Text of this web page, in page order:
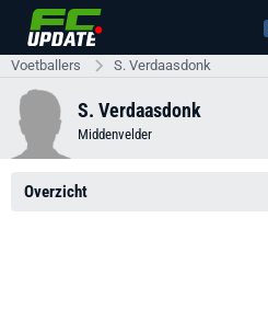
Voetballers S. Verdaasdonk
S. Verdaasdonk
Middenvelder
Overzicht